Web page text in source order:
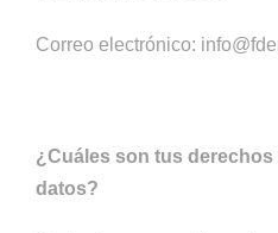
Correo electrónico:
¿Cuáles son tus
datos?